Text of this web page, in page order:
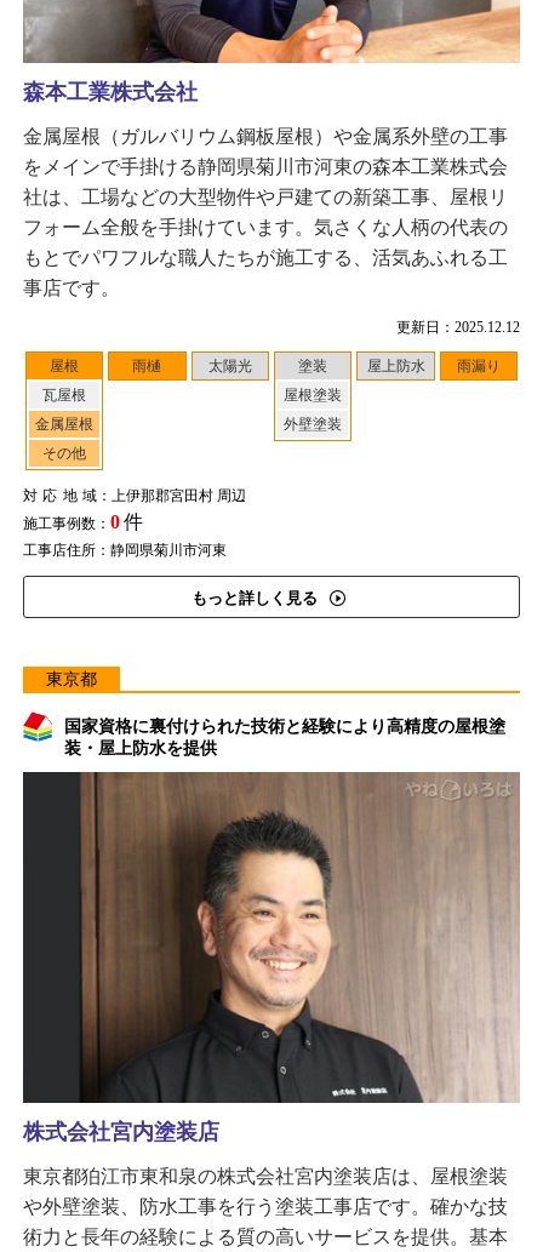
更新日：2025.12.12
屋根
瓦屋根
金属屋根
その他
雨樋 太陽光
塗装
屋根塗装
外壁塗装
屋上防水 雨漏り
対応地域：上伊那郡宮田村 周辺
施工事例数： 0件
工事店住所：静岡県菊川市河東
もっと詳しく見る
森本工業株式会社
金属屋根（ガルバリウム鋼板屋根）や金属系外壁の工事
をメインで手掛ける静岡県菊川市河東の森本工業株式会
社は、工場などの大型物件や戸建ての新築工事、屋根リ
フォーム全般を手掛けています。気さくな人柄の代表の
もとでパワフルな職人たちが施工する、活気あふれる工
事店です。
東京都
国家資格に裏付けられた技術と経験により高精度の屋根塗
装・屋上防水を提供
株式会社宮内塗装店
東京都狛江市東和泉の株式会社宮内塗装店は、屋根塗装
や外壁塗装、防水工事を行う塗装工事店です。確かな技
術力と長年の経験による質の高いサービスを提供。基本